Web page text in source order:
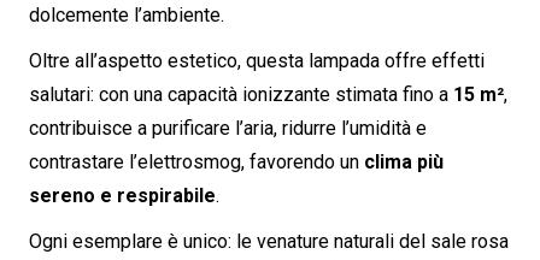
dolcemente l’ambiente.
Oltre all’aspetto estetico, questa lampada offre effetti
salutari: con una capacità ionizzante stimata fino a 15 m²,
contribuisce a purificare l’aria, ridurre l’umidità e
contrastare l’elettrosmog, favorendo un clima più
sereno e respirabile.
Ogni esemplare è unico: le venature naturali del sale rosa